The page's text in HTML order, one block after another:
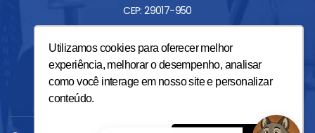
Utilizamos cookies para oferecer melhor
experiência, melhorar o desempenho, analisar
como você interage em nosso site e personalizar
conteúdo.
n
m
CEP: 29017-950
Whats.:(27) 98123-4566
comercial@unisales.br